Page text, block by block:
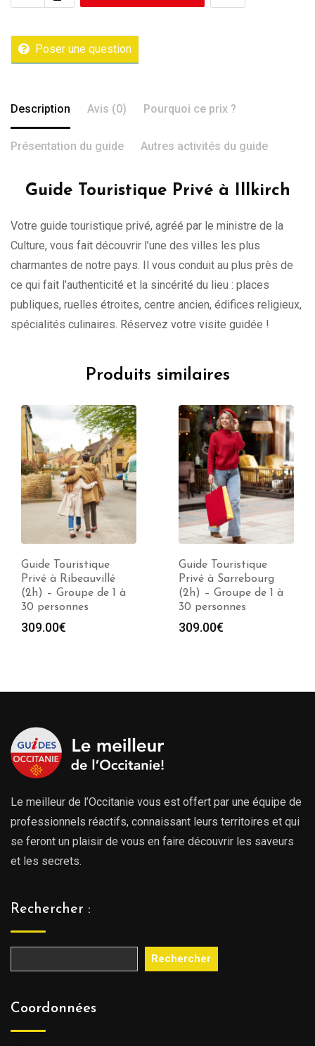
Poser une question
Description Avis (0) Pourquoi ce prix ?
Présentation du guide Autres activités du guide
Guide Touristique Privé à Illkirch
Votre guide touristique privé, agréé par le ministre de la
Culture, vous fait découvrir l’une des villes les plus
charmantes de notre pays. Il vous conduit au plus près de
ce qui fait l’authenticité et la sincérité du lieu : places
publiques, ruelles étroites, centre ancien, édifices religieux,
spécialités culinaires. Réservez votre visite guidée !
Produits similaires
Guide Touristique
Privé à Ribeauvillé
(2h) – Groupe de 1 à
30 personnes
309.00€
Guide Touristique
Privé à Sarrebourg
(2h) – Groupe de 1 à
30 personnes
309.00€
Le meilleur de l’Occitanie vous est offert par une équipe de
professionnels réactifs, connaissant leurs territoires et qui
se feront un plaisir de vous en faire découvrir les saveurs
et les secrets.
Rechercher :
Rechercher
Coordonnées